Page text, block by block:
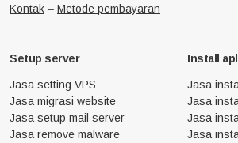
Kontak – Metode pembayaran
Setup server
Jasa setting VPS
Jasa migrasi website
Jasa setup mail server
Jasa remove malware
Install
Jasa
Jasa
Jasa
Jasa